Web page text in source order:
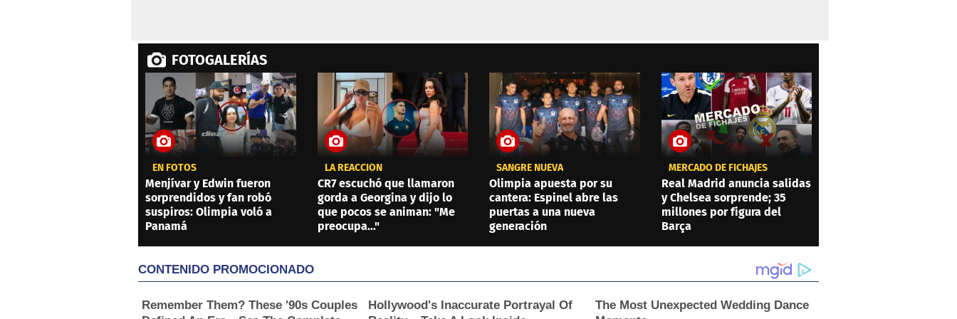
FOTOGALERÍAS
EN FOTOS
Menjívar y Edwin fueron
sorprendidos y fan robó
suspiros: Olimpia voló a
Panamá
LA REACCIÓN
CR7 escuchó que llamaron
gorda a Georgina y dijo lo
que pocos se animan: "Me
preocupa..."
SANGRE NUEVA
Olimpia apuesta por su
cantera: Espinel abre las
puertas a una nueva
generación
MERCADO DE FICHAJES
Real Madrid anuncia salidas
y Chelsea sorprende; 35
millones por figura del
Barça